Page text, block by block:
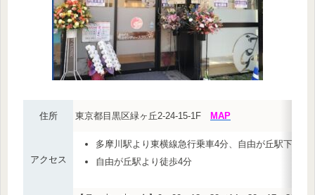
住所 東京都目黒区緑ヶ丘2-24-15-1F MAP
アクセス
多摩川駅より東横線急行乗車4分、自由が丘駅下車徒
自由が丘駅より徒歩4分